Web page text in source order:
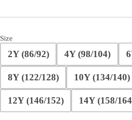
Size
2Y (86/92) 4Y (98/104)
8Y (122/128) 10Y (134/140)
12Y (146/152) 14Y (158/